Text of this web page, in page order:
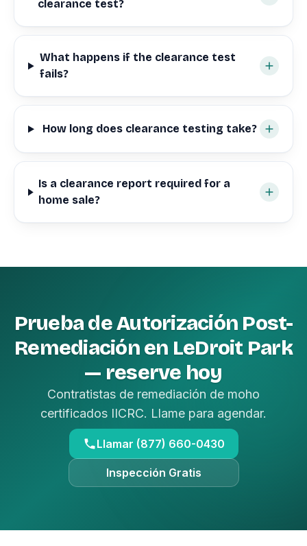
clearance test?
What happens if the clearance test
fails?
How long does clearance testing take?
Is a clearance report required for a
home sale?
Prueba de Autorización Post-
Remediación en LeDroit Park
— reserve hoy
Contratistas de remediación de moho
certificados IICRC. Llame para agendar.
Llamar (877) 660-0430
Inspección Gratis